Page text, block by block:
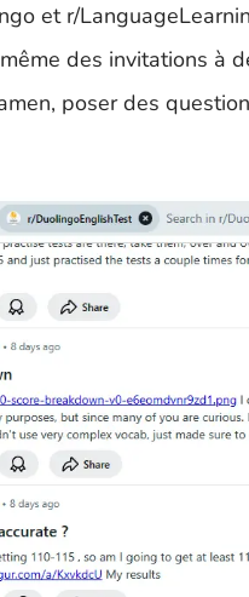
et r/
des invitations à
poser des